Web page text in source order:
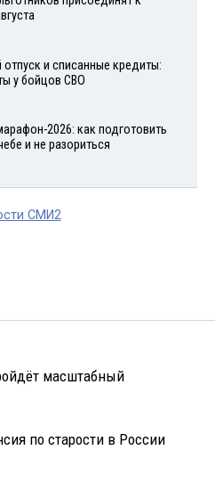
и списанные кредиты:
у бойцов СВО
2026: как подготовить
и не разориться
СМИ2
масштабный
по старости в России